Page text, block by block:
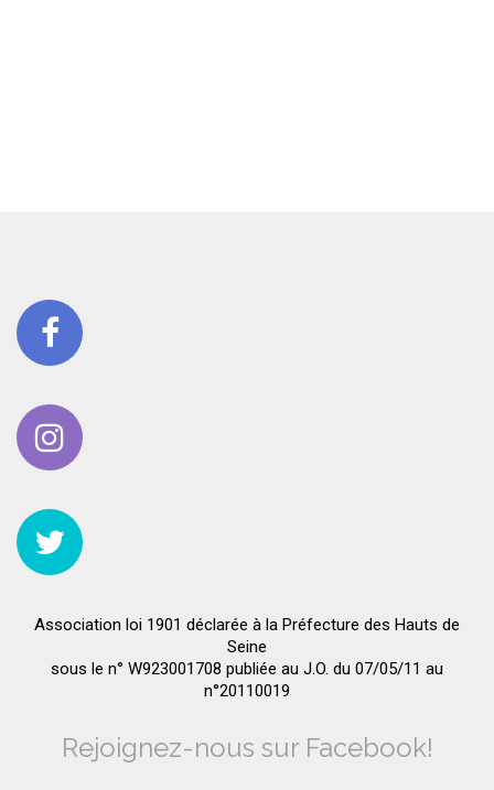
Association loi 1901 déclarée à la Préfecture des Hauts de
Seine
sous le n° W923001708 publiée au J.O. du 07/05/11 au
n°20110019
Rejoignez-nous sur Facebook!